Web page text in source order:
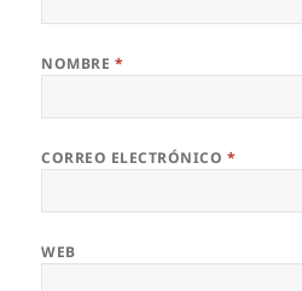
NOMBRE *
CORREO ELECTRÓNICO *
WEB